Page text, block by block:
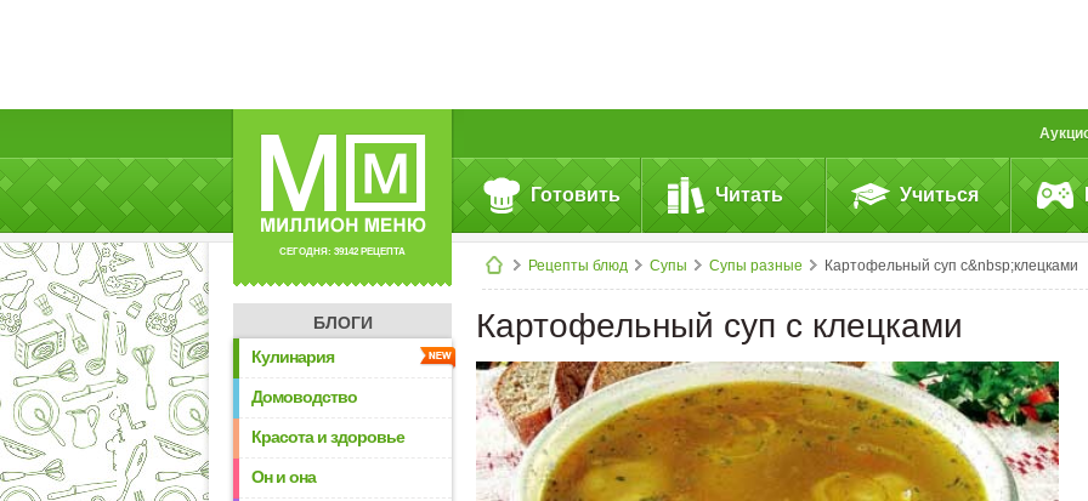
СЕГОДНЯ: 39142 РЕЦЕПТА
Готовить Читать Учиться
Рецепты блюд Супы Супы разные Картофельный суп с&nbsp;клецками
БЛОГИ
Кулинария
Домоводство
Красота и здоровье
Он и она
Картофельный суп с клецками